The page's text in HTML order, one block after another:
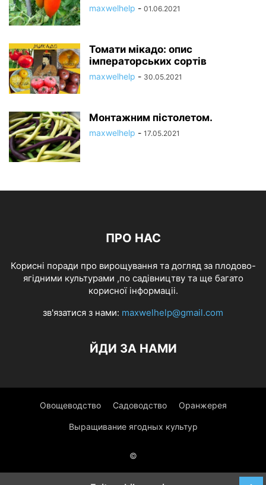
maxwelhelp - 01.06.2021
Томати мікадо: опис
імператорських сортів
maxwelhelp - 30.05.2021
Монтажним пістолетом.
maxwelhelp - 17.05.2021
ПРО НАС
Корисні поради про вирощування та догляд за плодово-
ягідними культурами ,по садівництву та ще багато
корисної інформаціі.
зв'язатися з нами: maxwelhelp@gmail.com
ЙДИ ЗА НАМИ
Овощеводство Садоводство Оранжерея
Выращивание ягодных культур
©